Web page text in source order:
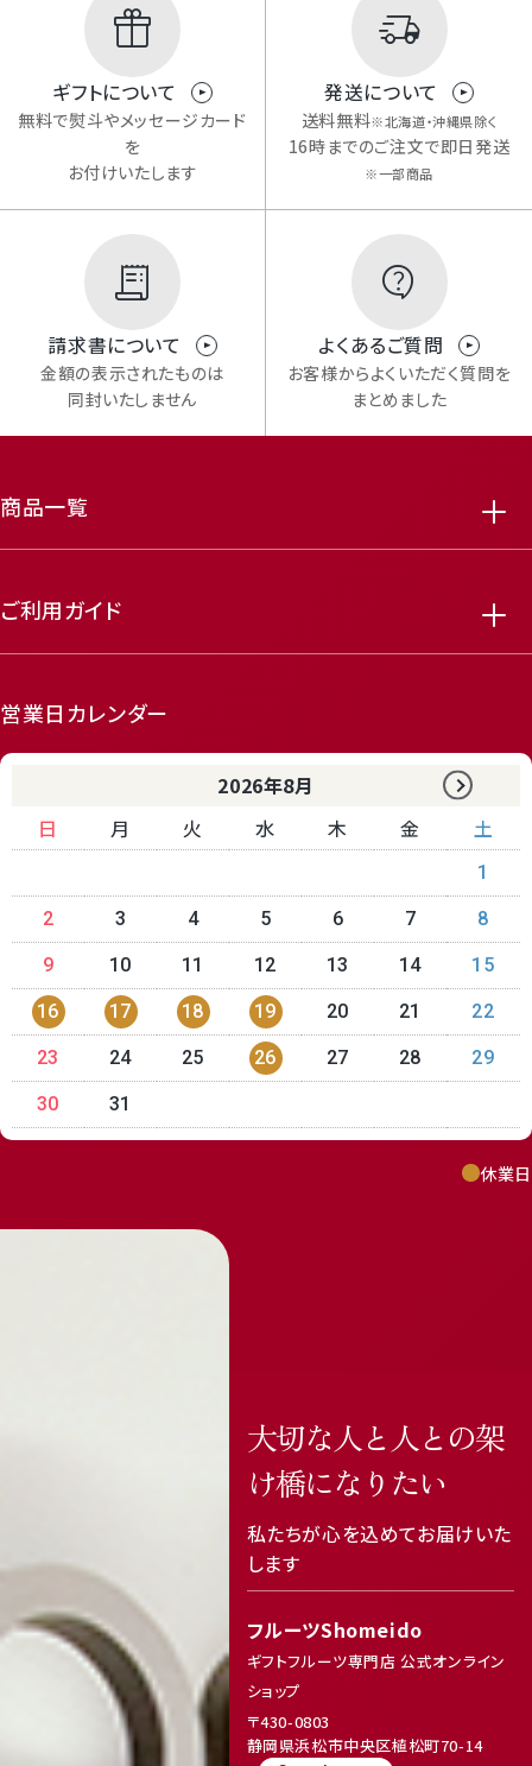
featured_seasonal_and_gifts
ギフトについて
無料で熨斗やメッセージカード
を
お付けいたします
delivery_truck_speed
発送について
送料無料※北海道・沖縄県除く
16時までのご注文で即日発送
※一部商品
請求書について
金額の表示されたものは
同封いたしません
よくあるご質問
お客様からよくいただく質問を
まとめました
商品一覧
ご利用ガイド
営業日カレンダー
2026年8月
日
月 火 水 木 金 土
1
2 3 4 5 6 7 8
9 10 11 12 13 14 15
16 17 18 19 20 21 22
23 24 25 26 27 28 29
30 31
休業日
大切な人と人との架
け橋になりたい
私たちが心を込めてお届けいた
します
フルーツShomeido
ギフトフルーツ専門店 公式オンライン
ショップ
〒430-0803
静岡県浜松市中央区植松町70-14